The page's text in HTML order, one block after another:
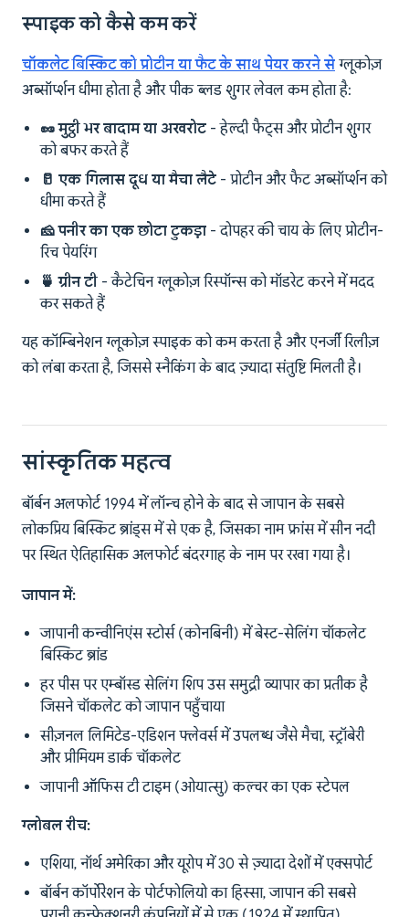
स्पाइक को कैसे कम करें
चॉकलेट बिस्किट को प्रोटीन या फैट के साथ पेयर करने से ग्लूकोज़
अब्सॉर्प्शन धीमा होता है और पीक ब्लड शुगर लेवल कम होता है:
🥜 मुट्ठी भर बादाम या अखरोट - हेल्दी फैट्स और प्रोटीन शुगर
को बफर करते हैं
🥛 एक गिलास दूध या मैचा लैटे - प्रोटीन और फैट अब्सॉर्प्शन को
धीमा करते हैं
🧀 पनीर का एक छोटा टुकड़ा - दोपहर की चाय के लिए प्रोटीन-
रिच पेयरिंग
🍵 ग्रीन टी - कैटेचिन ग्लूकोज़ रिस्पॉन्स को मॉडरेट करने में मदद
कर सकते हैं
यह कॉम्बिनेशन ग्लूकोज़ स्पाइक को कम करता है और एनर्जी रिलीज़
को लंबा करता है, जिससे स्नैकिंग के बाद ज़्यादा संतुष्टि मिलती है।
सांस्कृतिक महत्व
बॉर्बन अलफोर्ट 1994 में लॉन्च होने के बाद से जापान के सबसे
लोकप्रिय बिस्किट ब्रांड्स में से एक है, जिसका नाम फ्रांस में सीन नदी
पर स्थित ऐतिहासिक अलफोर्ट बंदरगाह के नाम पर रखा गया है।
जापान में:
जापानी कन्वीनिएंस स्टोर्स (कोनबिनी) में बेस्ट-सेलिंग चॉकलेट
बिस्किट ब्रांड
हर पीस पर एम्बॉस्ड सेलिंग शिप उस समुद्री व्यापार का प्रतीक है
जिसने चॉकलेट को जापान पहुँचाया
सीज़नल लिमिटेड-एडिशन फ्लेवर्स में उपलब्ध जैसे मैचा, स्ट्रॉबेरी
और प्रीमियम डार्क चॉकलेट
जापानी ऑफिस टी टाइम (ओयात्सु) कल्चर का एक स्टेपल
ग्लोबल रीच:
एशिया, नॉर्थ अमेरिका और यूरोप में 30 से ज़्यादा देशों में एक्सपोर्ट
बॉर्बन कॉर्पोरेशन के पोर्टफोलियो का हिस्सा, जापान की सबसे